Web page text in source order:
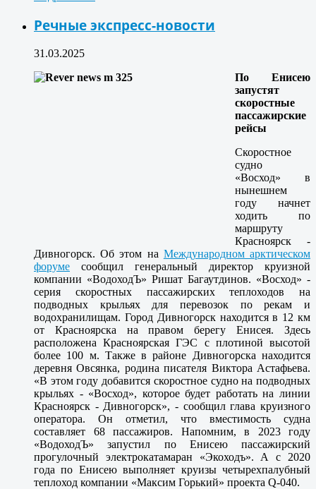
Речные экспресс-новости
31.03.2025
По Енисею
запустят
скоростные
пассажирские
рейсы
Скоростное
судно
«Восход» в
нынешнем
году начнет
ходить по
маршруту
Красноярск -
Дивногорск. Об этом на Международном арктическом
форуме сообщил генеральный директор круизной
компании «ВодоходЪ» Ришат Багаутдинов. «Восход» -
серия скоростных пассажирских теплоходов на
подводных крыльях для перевозок по рекам и
водохранилищам. Город Дивногорск находится в 12 км
от Красноярска на правом берегу Енисея. Здесь
расположена Красноярская ГЭС с плотиной высотой
более 100 м. Также в районе Дивногорска находится
деревня Овсянка, родина писателя Виктора Астафьева.
«В этом году добавится скоростное судно на подводных
крыльях - «Восход», которое будет работать на линии
Красноярск - Дивногорск», - сообщил глава круизного
оператора. Он отметил, что вместимость судна
составляет 68 пассажиров. Напомним, в 2023 году
«ВодоходЪ» запустил по Енисею пассажирский
прогулочный электрокатамаран «Экоходъ». А с 2020
года по Енисею выполняет круизы четырехпалубный
теплоход компании «Максим Горький» проекта Q-040.